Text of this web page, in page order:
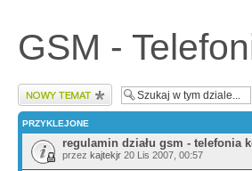
GSM -
Wyślij nowy temat
PRZYKLEJONE
regulamin działu gsm - telefonia
przez kajtekjr 20 Lis 2007, 00:57